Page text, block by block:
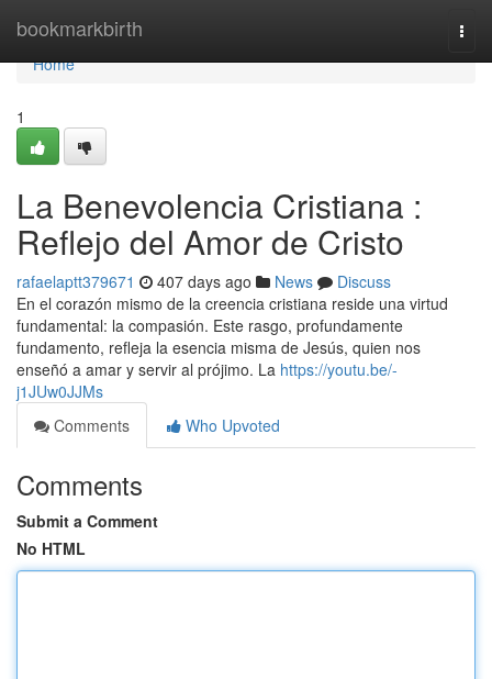
bookmarkbirth
Home
Home
1
La Benevolencia Cristiana :
Reflejo del Amor de Cristo
rafaelaptt379671 407 days ago News
Discuss
En el corazón mismo de la creencia cristiana reside una virtud
fundamental: la compasión. Este rasgo, profundamente
fundamento, refleja la esencia misma de Jesús, quien nos
enseñó a amar y servir al prójimo. La https://youtu.be/-
j1JUw0JJMs
Comments
Who Upvoted
Comments
Submit a Comment
No HTML